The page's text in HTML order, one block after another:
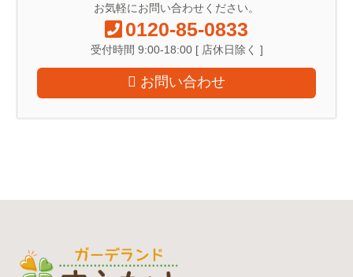
お気軽にお問い合わせください。
0120-85-0833
受付時間 9:00-18:00 [ 店休日除く ]
お問い合わせ